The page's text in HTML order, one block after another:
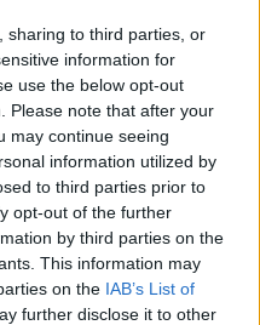
sharing to third parties, or
information for
use the below opt-out
Please note that after your
may continue seeing
information utilized by
to third parties prior to
opt-out of the further
by third parties on the
This information may
on the IAB’s List of
further disclose it to other
állított meg a
Távirati Irodával az
ezek a tinilányok:
az egész